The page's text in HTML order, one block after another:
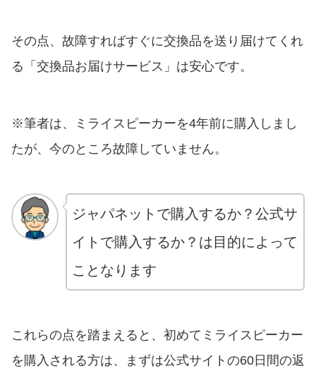
その点、故障すればすぐに交換品を送り届けてくれ
る「交換品お届けサービス」は安心です。
※筆者は、ミライスピーカーを4年前に購入しまし
たが、今のところ故障していません。
ジャパネットで購入するか？公式サ
イトで購入するか？は目的によって
ことなります
これらの点を踏まえると、初めてミライスピーカー
を購入される方は、まずは公式サイトの60日間の返